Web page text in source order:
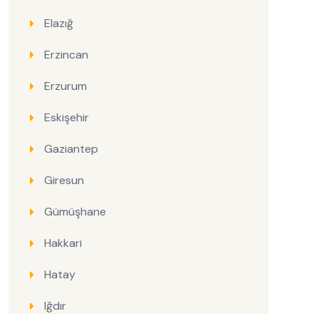
Elazığ
Erzincan
Erzurum
Eskişehir
Gaziantep
Giresun
Gümüşhane
Hakkari
Hatay
Iğdır